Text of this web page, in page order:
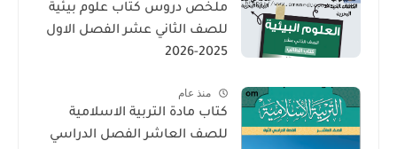
ملخص دروس كتاب علوم بيئية
للصف الثاني عشر الفصل الاول
2025-2026
منذ عام
كتاب مادة التربية الاسلامية
للصف العاشر الفصل الدراسي